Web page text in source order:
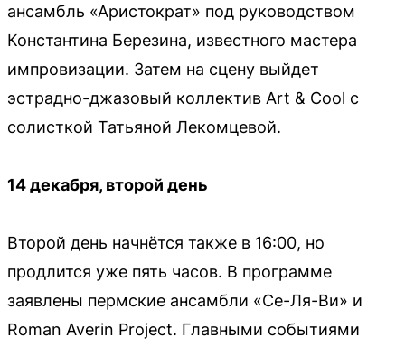
ансамбль «Аристократ» под руководством
Константина Березина, известного мастера
импровизации. Затем на сцену выйдет
эстрадно-джазовый коллектив Art & Cool с
солисткой Татьяной Лекомцевой.
14 декабря, второй день
Второй день начнётся также в 16:00, но
продлится уже пять часов. В программе
заявлены пермские ансамбли «Се-Ля-Ви» и
Roman Averin Project. Главными событиями